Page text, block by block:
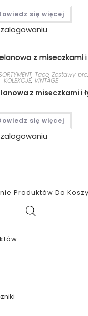
się więcej
, Tace, Zestawy
KOLEKCJE, VINTAGE
z miseczkami i
się więcej
Produktów Do